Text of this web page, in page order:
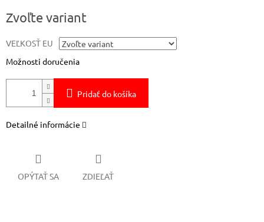
cena:
Zvoľte variant
VEĽKOSŤ EU
Možnosti doručenia
Pridať do košíka
Detailné informácie
OPÝTAŤ SA ZDIEĽAŤ